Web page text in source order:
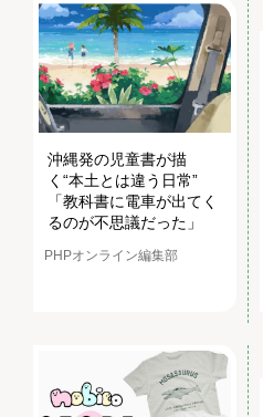
沖縄発の児童書が描
く“本土とは違う日常”
「教科書に電車が出てく
るのが不思議だった」
PHPオンライン編集部